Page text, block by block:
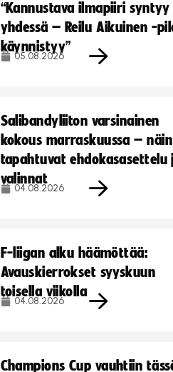
“Kannustava ilmapiiri syntyy
yhdessä – Reilu Aikuinen -
käynnistyy”
05.08.2026
Salibandyliiton varsinainen
kokous marraskuussa – näin
tapahtuvat ehdokasasettelu
valinnat
04.08.2026
F-liigan alku häämöttää:
Avauskierrokset syyskuun
toisella viikolla
04.08.2026
Champions Cup vauhtiin